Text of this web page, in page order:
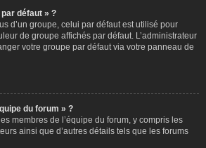
par défaut » ?
d’un groupe, celui par défaut est utilisé pour
de groupe affichés par défaut. L’administrateur
votre groupe par défaut via votre panneau de
du forum » ?
membres de l’équipe du forum, y compris les
ainsi que d’autres détails tels que les forums